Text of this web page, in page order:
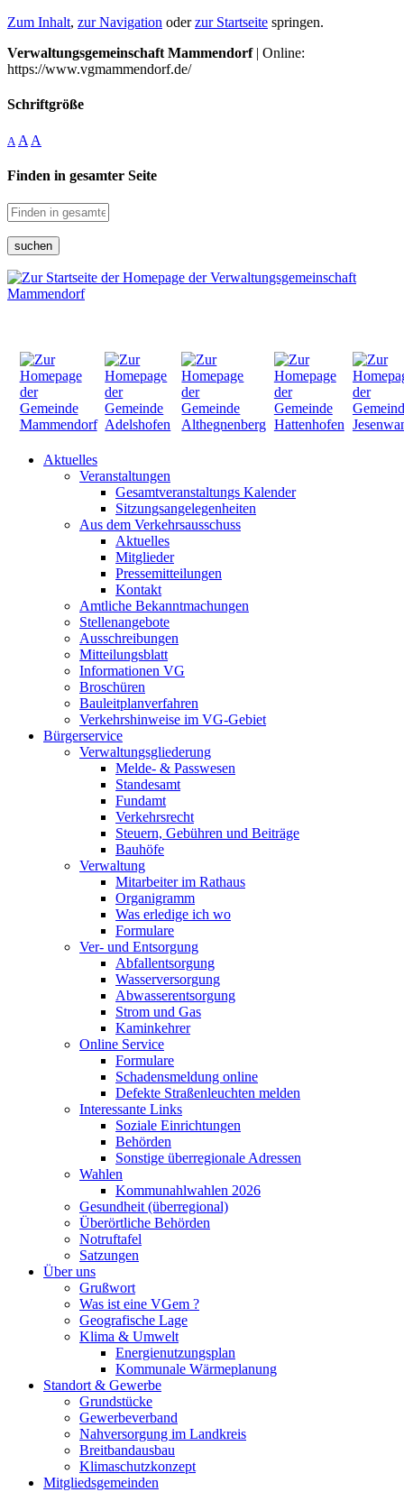
Zum Inhalt, zur Navigation oderzur Startseite springen.
Verwaltungsgemeinschaft Mammendorf| Online:
https://www.vgmammendorf.de/
Schriftgröße
A A A
Finden in gesamter Seite
suchen
Aktuelles
Veranstaltungen
Gesamtveranstaltungs Kalender
Sitzungsangelegenheiten
Aus dem Verkehrsausschuss
Aktuelles
Mitglieder
Pressemitteilungen
Kontakt
Amtliche Bekanntmachungen
Stellenangebote
Ausschreibungen
Mitteilungsblatt
Informationen VG
Broschüren
Bauleitplanverfahren
Verkehrshinweise im VG-Gebiet
Bürgerservice
Verwaltungsgliederung
Melde- & Passwesen
Standesamt
Fundamt
Verkehrsrecht
Steuern, Gebühren und Beiträge
Bauhöfe
Verwaltung
Mitarbeiter im Rathaus
Organigramm
Was erledige ich wo
Formulare
Ver- und Entsorgung
Abfallentsorgung
Wasserversorgung
Abwasserentsorgung
Strom und Gas
Kaminkehrer
Online Service
Formulare
Schadensmeldung online
Defekte Straßenleuchten melden
Interessante Links
Soziale Einrichtungen
Behörden
Sonstige überregionale Adressen
Wahlen
Kommunahlwahlen 2026
Gesundheit (überregional)
Überörtliche Behörden
Notruftafel
Satzungen
Über uns
Grußwort
Was ist eine VGem ?
Geografische Lage
Klima & Umwelt
Energienutzungsplan
Kommunale Wärmeplanung
Standort & Gewerbe
Grundstücke
Gewerbeverband
Nahversorgung im Landkreis
Breitbandausbau
Klimaschutzkonzept
Mitgliedsgemeinden